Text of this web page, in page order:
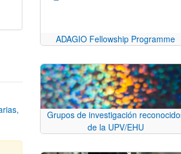
ADAGIO Fellowship Programme
Grupos de investigación
de la UPV/EHU